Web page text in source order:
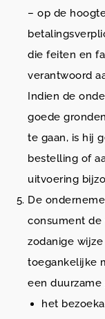
– op de
die feiten en
verantwoord
Indien de
goede
te gaan, is hij
bestelling of
uitvoering
De
consument
zodanige
toegankelijke
een duurzame
het